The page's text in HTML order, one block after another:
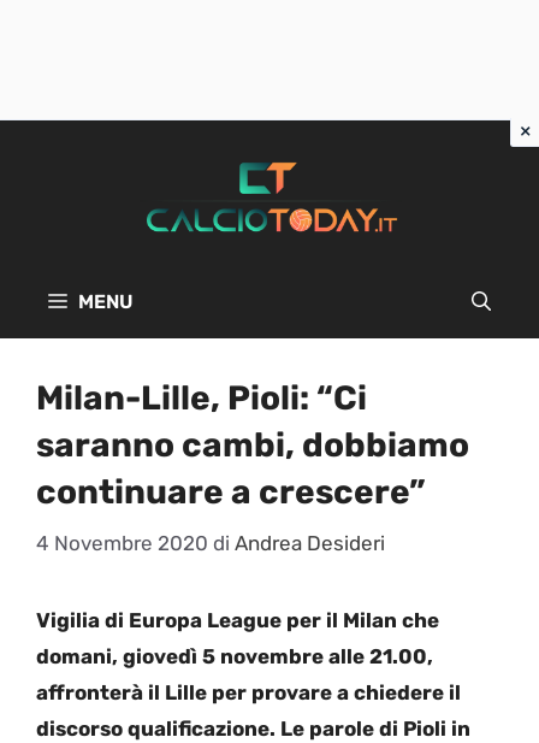
MENU
Milan-Lille, Pioli: “Ci
saranno cambi, dobbiamo
continuare a crescere”
4 Novembre 2020 di Andrea Desideri
Vigilia di Europa League per il Milan che
domani, giovedì 5 novembre alle 21.00,
affronterà il Lille per provare a chiedere il
discorso qualificazione. Le parole di Pioli in